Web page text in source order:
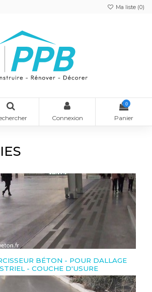
Ma liste (0)
Connexion
0
Panier
BÉTON - POUR DALLAGE
- COUCHE D'USURE